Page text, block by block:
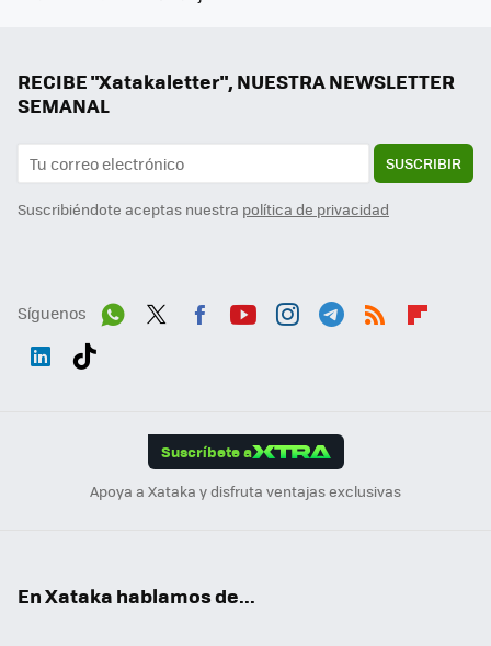
RECIBE "Xatakaletter", NUESTRA NEWSLETTER
SEMANAL
SUSCRIBIR
Suscribiéndote aceptas nuestra política de privacidad
Síguenos
Suscríbete a
Apoya a Xataka y disfruta ventajas exclusivas
En Xataka hablamos de...